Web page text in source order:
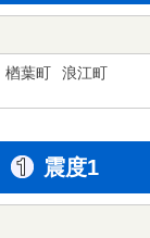
楢葉町 浪江町
震度1